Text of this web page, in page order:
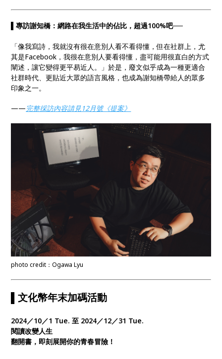
▌專訪謝知橋：網路在我生活中的佔比，超過100%吧──
「像我寫詩，我就沒有很在意別人看不看得懂，但在社群上，尤
其是Facebook，我很在意別人要看得懂，盡可能用很直白的方式
闡述，讓它變得更平易近人。」於是，廢文似乎成為一種更適合
社群時代、更貼近大眾的語言風格，也成為謝知橋帶給人的眾多
印象之一。
——完整採訪內容請見12月號《提案》
photo credit：Ogawa Lyu
▌文化幣年末加碼活動
2024／10／1 Tue. 至 2024／12／31 Tue.
閱讀改變人生
翻開書，即刻展開你的青春冒險！